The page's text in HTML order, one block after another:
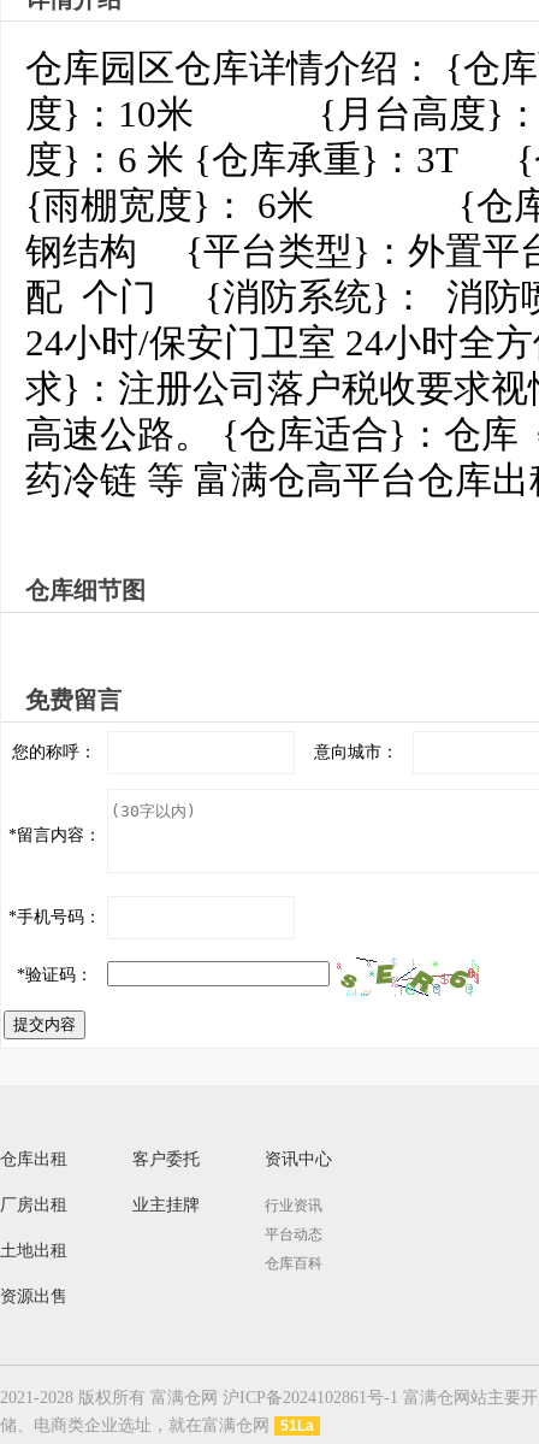
仓库园区仓库详情介绍： {仓
度}：10米 {月台高度
度}：6 米 {仓库承重}：3T
{雨棚宽度}： 6米 {仓库
钢结构 {平台类型}：外置
配 个门 {消防系统}： 消
24小时/保安门卫室 24小时全
求}：注册公司落户税收要求
高速公路。 {仓库适合}：仓
药冷链 等 富满仓高平台仓库出
仓库细节图
免费留言
您的称呼： 意向城市：
*留言内容：
*手机号码：
*验证码：
提交内容
仓库出租
厂房出租
土地出租
资源出售
客户委托
业主挂牌
资讯中心
行业资讯
平台动态
仓库百科
2021-2028 版权所有 富满仓网 沪ICP备2024102861号-1 富满仓网站主
储、电商类企业选址，就在富满仓网
51La